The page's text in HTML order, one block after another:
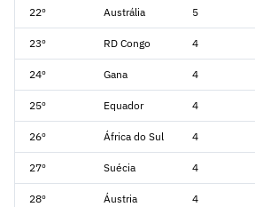
22º Austrália 5
23º RD Congo 4
24º Gana 4
25º Equador 4
26º África do Sul 4
27º Suécia 4
28º Áustria 4